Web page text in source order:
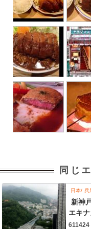
同じ
日本 兵
新神
エキ
611424